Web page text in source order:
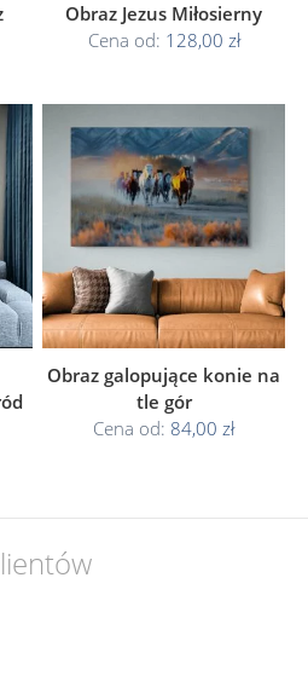
Obraz Jezus Miłosierny
Cena od: 128,00 zł
Obraz galopujące konie na
tle gór
Cena od: 84,00 zł